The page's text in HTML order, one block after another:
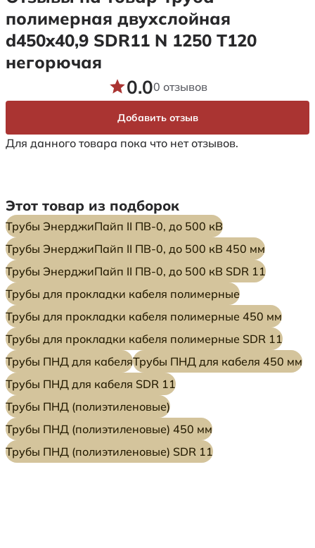
полимерная двухслойная
d450x40,9 SDR11 N 1250 Т120
негорючая
Для данного товара пока что нет отзывов.
0.00 отзывов
Добавить отзыв
Этот товар из подборок
Трубы ЭнерджиПайп II ПВ-0, до 500 кВ
Трубы ЭнерджиПайп II ПВ-0, до 500 кВ 450 мм
Трубы ЭнерджиПайп II ПВ-0, до 500 кВ SDR 11
Трубы для прокладки кабеля полимерные
Трубы для прокладки кабеля полимерные 450 мм
Трубы для прокладки кабеля полимерные SDR 11
Трубы ПНД для кабеляТрубы ПНД для кабеля 450 мм
Трубы ПНД для кабеля SDR 11
Трубы ПНД (полиэтиленовые)
Трубы ПНД (полиэтиленовые) 450 мм
Трубы ПНД (полиэтиленовые) SDR 11